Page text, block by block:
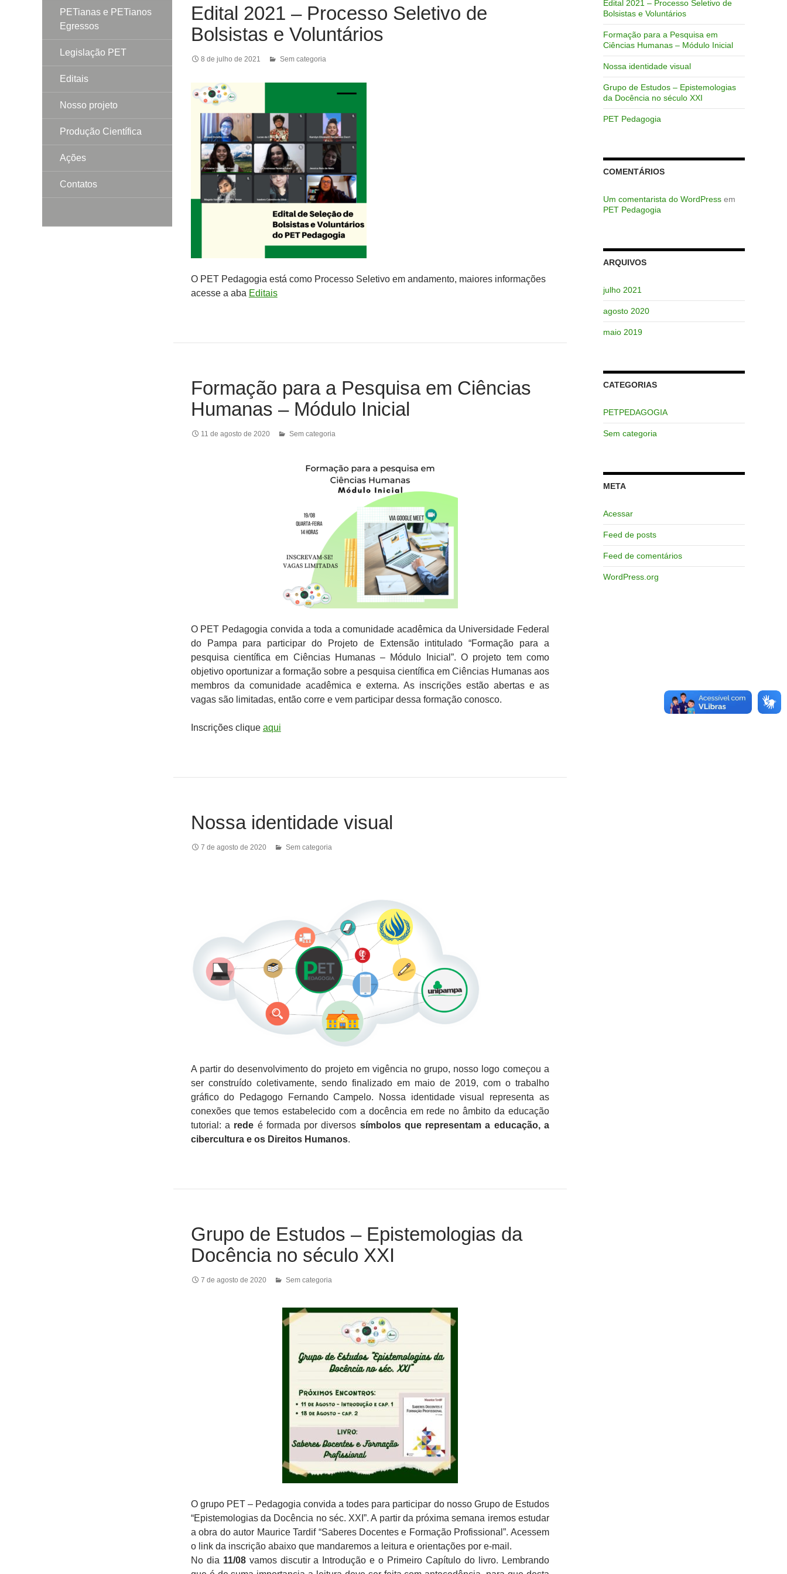
Edital 2021 – Processo Seletivo de
Bolsistas e Voluntários
8 de julho de 2021 Sem categoria
O PET Pedagogia está como Processo Seletivo em andamento, maiores informações
acesse a aba Editais
Formação para a Pesquisa em Ciências
Humanas – Módulo Inicial
11 de agosto de 2020 Sem categoria
O PET Pedagogia convida a toda a comunidade acadêmica da Universidade Federal
do Pampa para participar do Projeto de Extensão intitulado “Formação para a
pesquisa científica em Ciências Humanas – Módulo Inicial”. O projeto tem como
objetivo oportunizar a formação sobre a pesquisa científica em Ciências Humanas aos
membros da comunidade acadêmica e externa. As inscrições estão abertas e as
vagas são limitadas, então corre e vem participar dessa formação conosco.
Inscrições clique aqui
Nossa identidade visual
7 de agosto de 2020 Sem categoria
A partir do desenvolvimento do projeto em vigência no grupo, nosso logo começou a
ser construído coletivamente, sendo finalizado em maio de 2019, com o trabalho
gráfico do Pedagogo Fernando Campelo. Nossa identidade visual representa as
conexões que temos estabelecido com a docência em rede no âmbito da educação
tutorial: a rede é formada por diversos símbolos que representam a educação, a
cibercultura e os Direitos Humanos.
Grupo de Estudos – Epistemologias da
Docência no século XXI
7 de agosto de 2020 Sem categoria
O grupo PET – Pedagogia convida a todes para participar do nosso Grupo de Estudos
“Epistemologias da Docência no séc. XXI”. A partir da próxima semana iremos estudar
a obra do autor Maurice Tardif “Saberes Docentes e Formação Profissional”. Acessem
o link da inscrição abaixo que mandaremos a leitura e orientações por e-mail.
No dia 11/08vamos discutir a Introdução e o Primeiro Capítulo do livro. Lembrando
Edital 2021 – Processo Seletivo de
Bolsistas e Voluntários
Formação para a Pesquisa em
Ciências Humanas – Módulo Inicial
Nossa identidade visual
Grupo de Estudos – Epistemologias
da Docência no século XXI
PET Pedagogia
COMENTÁRIOS
Um comentarista do WordPressem
PET Pedagogia
ARQUIVOS
julho 2021
agosto 2020
maio 2019
CATEGORIAS
PETPEDAGOGIA
Sem categoria
META
Acessar
Feed de posts
Feed de comentários
WordPress.org
PETianas e PETianos
Egressos
Legislação PET
Editais
Nosso projeto
Produção Científica
Ações
Contatos